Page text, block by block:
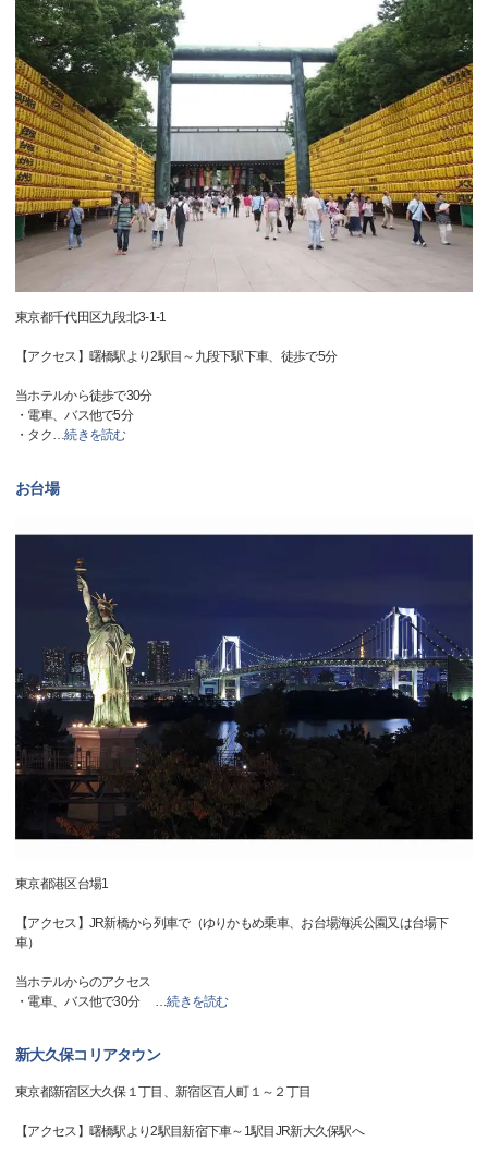
東京都千代田区九段北3-1-1
【アクセス】曙橋駅より2駅目～九段下駅下車、徒歩で5分
当ホテルから徒歩で30分
・電車、バス他で5分
・タク…続きを読む
お台場
東京都港区台場1
【アクセス】JR新橋から列車で（ゆりかもめ乗車、お台場海浜公園又は台場下
車）
当ホテルからのアクセス
・電車、バス他で30分 …続きを読む
新大久保コリアタウン
東京都新宿区大久保１丁目、新宿区百人町１～２丁目
【アクセス】曙橋駅より2駅目新宿下車～1駅目JR新大久保駅へ